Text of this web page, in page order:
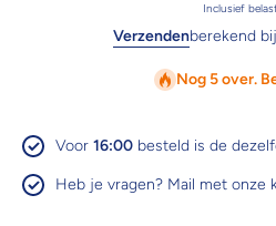
Inclusief
Verzendenberekend
Nog 5 over.
Voor 16:00 besteld is de
Heb je vragen? Mail met onze